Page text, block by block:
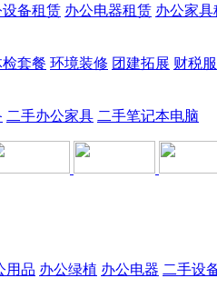
设备租赁 办公电器租赁 办公家具
套餐 环境装修 团建拓展 财税
二手办公家具 二手笔记本电脑
用品 办公绿植 办公电器 二手设